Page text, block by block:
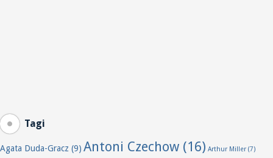
Tagi
Agata Duda-Gracz (9) Antoni Czechow (16) Arthur Miller (7)